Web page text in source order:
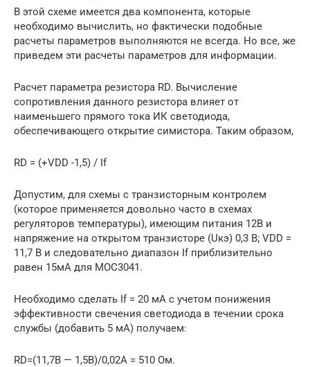
В этой схеме имеется два компонента, которые
необходимо вычислить, но фактически подобные
расчеты параметров выполняются не всегда. Но все, же
приведем эти расчеты параметров для информации.
Расчет параметра резистора RD. Вычисление
сопротивления данного резистора влияет от
наименьшего прямого тока ИК светодиода,
обеспечивающего открытие симистора. Таким образом,
RD = (+VDD -1,5) / If
Допустим, для схемы с транзисторным контролем
(которое применяется довольно часто в схемах
регуляторов температуры), имеющим питания 12В и
напряжение на открытом транзисторе (Uкэ) 0,3 В; VDD =
11,7 B и следовательно диапазон If приблизительно
равен 15мА для MOC3041.
Необходимо сделать If = 20 мА с учетом понижения
эффективности свечения светодиода в течении срока
службы (добавить 5 мА) получаем:
RD=(11,7В — 1,5В)/0,02А = 510 Ом.